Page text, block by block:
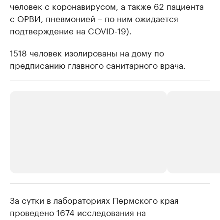
человек с коронавирусом, а также 62 пациента
с ОРВИ, пневмонией – по ним ожидается
подтверждение на COVID-19).
1518 человек изолированы на дому по
предписанию главного санитарного врача.
Крупнейшие производители и
За сутки в лабораториях Пермского края
проведено 1674 исследования на